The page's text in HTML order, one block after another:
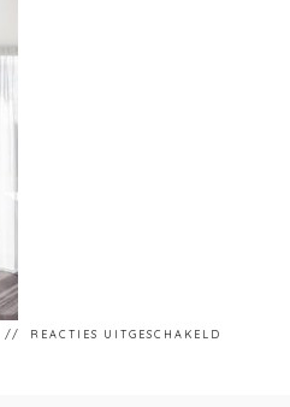
REACTIES UITGESCHAKELD